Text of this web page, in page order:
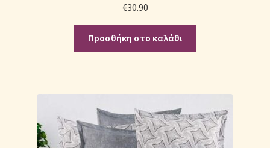
€30.90
Προσθήκη στο καλάθι